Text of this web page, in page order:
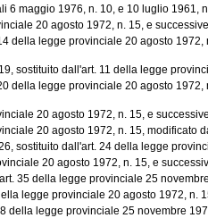
6 maggio 1976, n. 10, e 10 luglio 1961,
20 agosto 1972, n. 15, e
della legge provinciale 20 agosto 1972,
sostituito dall'art. 11 della legge
della legge provinciale 20 agosto 1972,
20 agosto 1972, n. 15, e
20 agosto 1972, n. 15, modificato
sostituito dall'art. 24 della legge
20 agosto 1972, n. 15, e
35 della legge provinciale 25
legge provinciale 20 agosto 1972, n.
legge provinciale 25 novembre